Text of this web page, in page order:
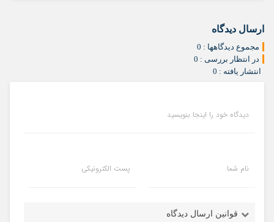
ارسال دیدگاه
مجموع دیدگاهها : 0
در انتظار بررسی : 0
انتشار یافته : 0
دیدگاه خود را اینجا بنویسید
نام شما پست الکترونیکی
قوانین ارسال دیدگاه